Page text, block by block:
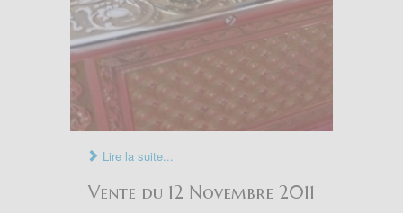
Lire la suite...
Vente du 12 Novembre 2011